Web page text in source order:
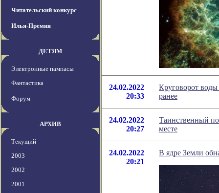
Читательский конкурс
Илья-Премия
ДЕТЯМ
Электронные пампасы
Фантастика
Форум
АРХИВ
Текущий
2003
2002
2001
24.02.2022
20:33
Круговорот воды
ранее
24.02.2022
20:27
Таинственный
месте
24.02.2022
20:21
В ядре Земли